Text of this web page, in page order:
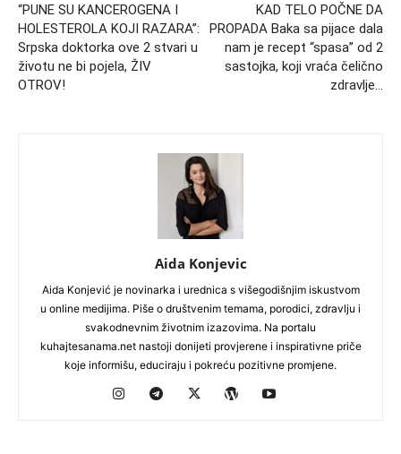
“PUNE SU KANCEROGENA I
HOLESTEROLA KOJI RAZARA”:
Srpska doktorka ove 2 stvari u
životu ne bi pojela, ŽIV
OTROV!
KAD TELO POČNE DA
PROPADA Baka sa pijace dala
nam je recept “spasa” od 2
sastojka, koji vraća čelično
zdravlje…
Aida Konjevic
Aida Konjević je novinarka i urednica s višegodišnjim iskustvom
u online medijima. Piše o društvenim temama, porodici, zdravlju i
svakodnevnim životnim izazovima. Na portalu
kuhajtesanama.net nastoji donijeti provjerene i inspirativne priče
koje informišu, educiraju i pokreću pozitivne promjene.